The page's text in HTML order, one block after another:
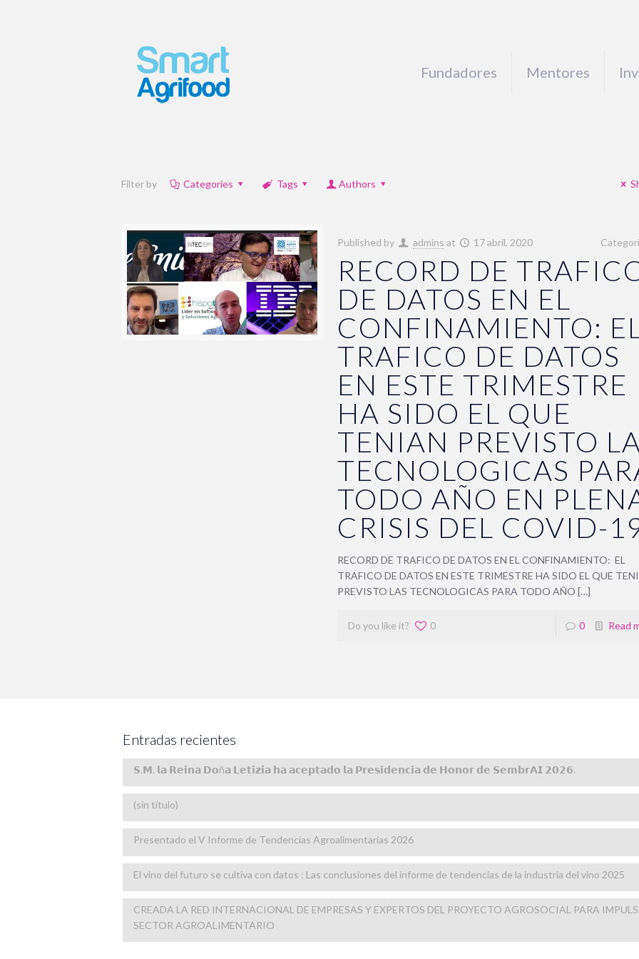
Fundadores Mentores
Filter by Categories Tags Authors
Published by admins at 17 abril, 2020
RECORD DE
DE DATOS EN EL
CONFINAMIENTO:
TRAFICO DE DATOS
EN ESTE TRIMESTRE
HA SIDO EL QUE
TENIAN PREVISTO
TECNOLOGICAS
TODO AÑO EN
CRISIS DEL COVID-
RECORD DE TRAFICO DE DATOS EN EL CONFINAMIENTO: EL
TRAFICO DE DATOS EN ESTE TRIMESTRE HA SIDO EL QUE
PREVISTO LAS TECNOLOGICAS PARA TODO AÑO […]
Do you like it? 0 0 Read
Entradas recientes
𝗦.𝗠. 𝗹𝗮 𝗥𝗲𝗶𝗻𝗮 𝗗𝗼ñ𝗮 𝗟𝗲𝘁𝗶𝘇𝗶𝗮 𝗵𝗮 𝗮𝗰𝗲𝗽𝘁𝗮𝗱𝗼 𝗹𝗮 𝗣𝗿𝗲𝘀𝗶𝗱𝗲𝗻𝗰𝗶𝗮 𝗱𝗲 𝗛𝗼𝗻𝗼𝗿 𝗱𝗲 𝗦𝗲𝗺𝗯𝗿𝗔𝗜 𝟮𝟬𝟮𝟲.
(sin título)
Presentado el V Informe de Tendencias Agroalimentarias 2026
El vino del futuro se cultiva con datos : Las conclusiones del informe de tendencias de la industria del vino 2025
CREADA LA RED INTERNACIONAL DE EMPRESAS Y EXPERTOS DEL PROYECTO AGROSOCIAL PARA
SECTOR AGROALIMENTARIO